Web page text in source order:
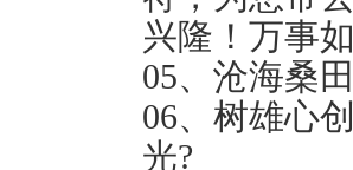
兴隆！万事如
05、沧海桑
06、树雄心
光?